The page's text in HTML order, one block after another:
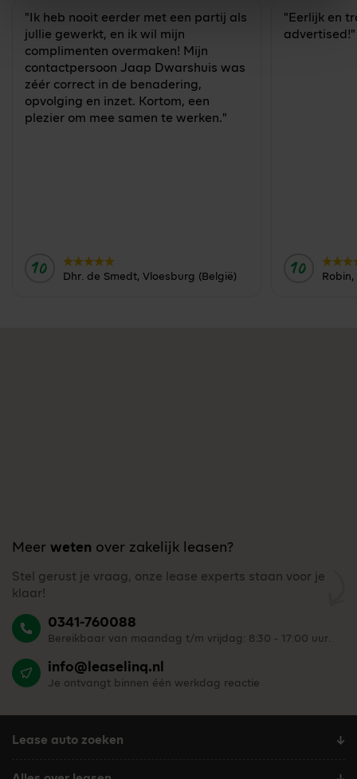
"Ik heb nooit eerder met een partij als
jullie gewerkt, en ik wil mijn
complimenten overmaken! Mijn
contactpersoon Jaap Dwarshuis was
zéér correct in de benadering,
opvolging en inzet. Kortom, een
plezier om mee samen te werken."
10 Door:
Dhr. de Smedt, Vloesburg (België)
"Eerlijk en
advertised!"
10 Door:
Meer weten over zakelijk leasen?
Stel gerust je vraag, onze lease experts staan voor je
klaar!
0341-760088
Bereikbaar van maandag t/m vrijdag: 8:30 - 17:00 uur.
info@leaselinq.nl
Je ontvangt binnen één werkdag reactie
Lease auto zoeken